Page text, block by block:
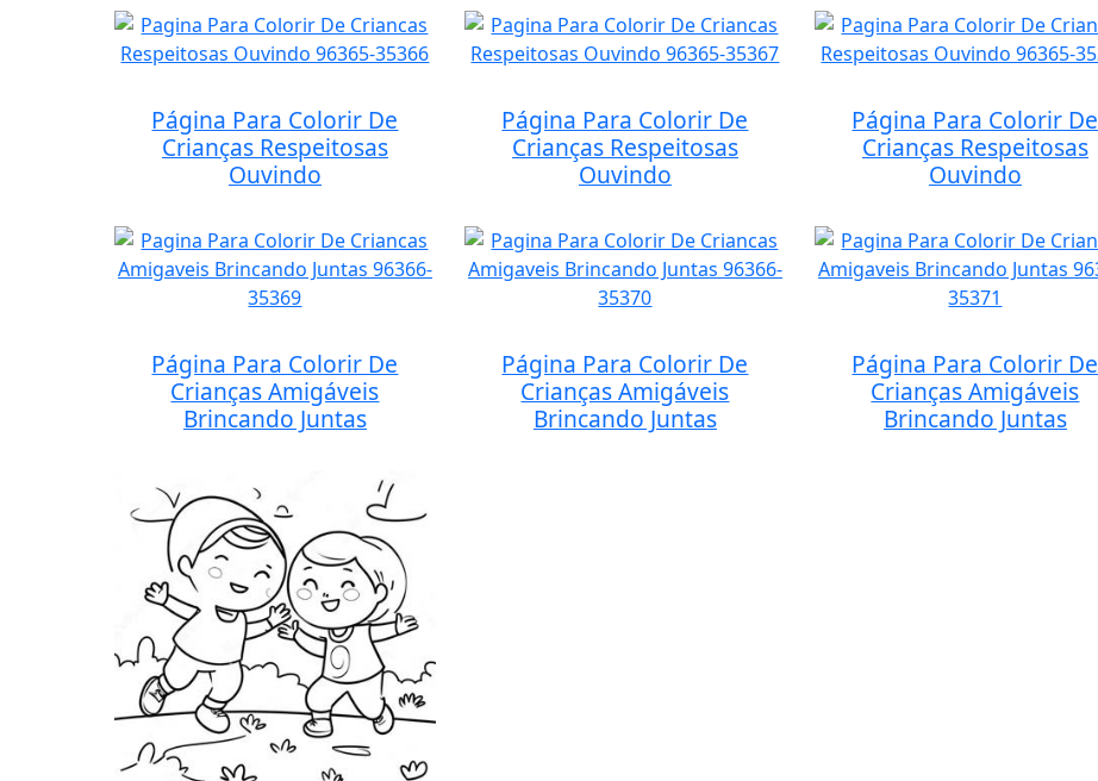
Página Para Colorir De
Crianças Respeitosas
Ouvindo
Página Para Colorir De
Crianças Respeitosas
Ouvindo
Página Para Colorir De
Crianças Respeitosas
Ouvindo
Página Para Colorir De
Crianças Amigáveis
Brincando Juntas
Página Para Colorir De
Crianças Amigáveis
Brincando Juntas
Página Para Colorir De
Crianças Amigáveis
Brincando Juntas